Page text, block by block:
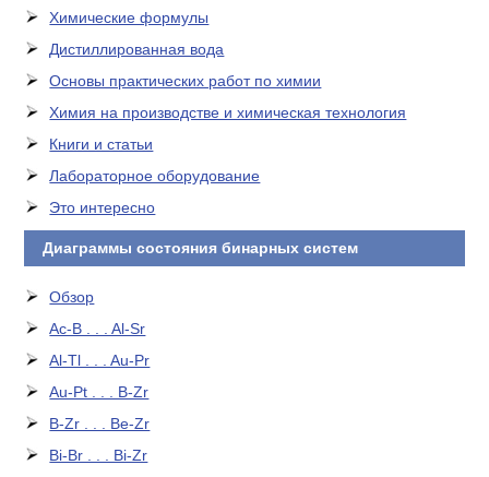
Химические формулы
Дистиллированная вода
Основы практических работ по химии
Химия на производстве и химическая технология
Книги и статьи
Лабораторное оборудование
Это интересно
Диаграммы состояния бинарных систем
Обзор
Ac-B . . . Al-Sr
Al-Tl . . . Au-Pr
Au-Pt . . . B-Zr
B-Zr . . . Be-Zr
Bi-Br . . . Bi-Zr